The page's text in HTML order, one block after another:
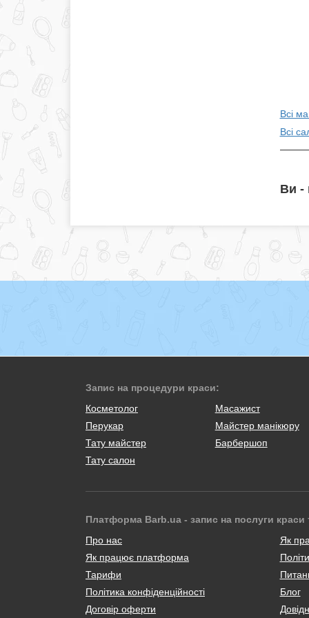
Всі
Всі
Ви -
Запис на процедури краси:
Косметолог
Масажист
Перукар
Майстер манікюру
Тату майстер
Барбершоп
Тату салон
Платформа Barb.ua - запис на послуги краси
Про нас
Як працює платформа
Тарифи
Політика конфіденційності
Договір оферти
Як
Блог